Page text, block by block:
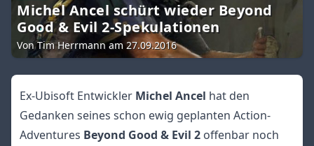
Michel Ancel schürt wieder Beyond
Good & Evil 2-Spekulationen
Von Tim Herrmann am 27.09.2016
Ex-Ubisoft Entwickler Michel Ancel hat den
Gedanken seines schon ewig geplanten Action-
Adventures Beyond Good & Evil 2 offenbar noch